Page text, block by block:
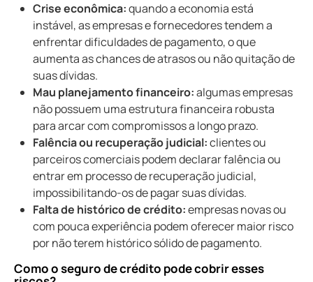
Crise econômica:quando a economia está
instável, as empresas e fornecedores tendem a
enfrentar dificuldades de pagamento, o que
aumenta as chances de atrasos ou não quitação de
suas dívidas.
Mau planejamento financeiro:algumas empresas
não possuem uma estrutura financeira robusta
para arcar com compromissos a longo prazo.
Falência ou recuperação judicial:clientes ou
parceiros comerciais podem declarar falência ou
entrar em processo de recuperação judicial,
impossibilitando-os de pagar suas dívidas.
Falta de histórico de crédito:empresas novas ou
com pouca experiência podem oferecer maior risco
por não terem histórico sólido de pagamento.
como o seguro de crédito pode cobrir esses